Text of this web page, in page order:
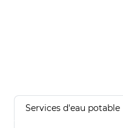
Services d'eau potable